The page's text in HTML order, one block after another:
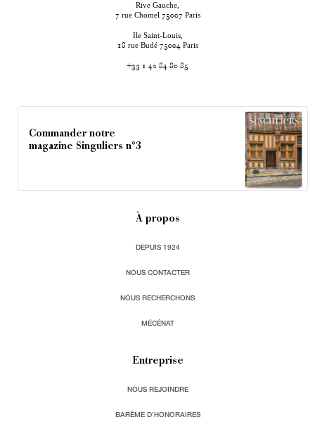
Rive Gauche,
7 rue Chomel 75007 Paris
Ile Saint-Louis,
18 rue Budé 75004 Paris
+33 1 42 84 80 85
Commander notre
magazine Singuliers n°3
À propos
DEPUIS 1924
NOUS CONTACTER
NOUS RECHERCHONS
MÉCÉNAT
Entreprise
NOUS REJOINDRE
BARÈME D'HONORAIRES